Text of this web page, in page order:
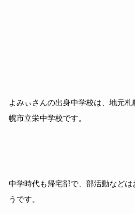
よみぃさんの出身中学校は、地元
幌市立栄中学校です。
中学時代も帰宅部で、部活動などは
うです。